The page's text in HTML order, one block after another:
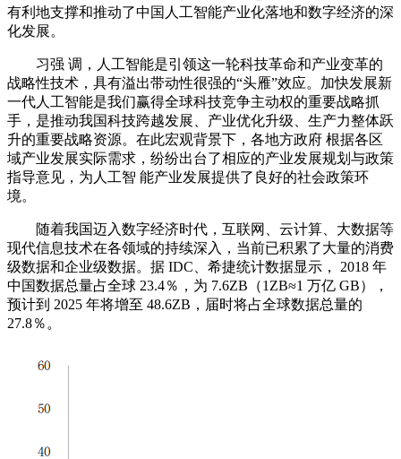
有利地支撑和推动了中国人工智能产业化落地和数字经济的深
化发展。
习强 调，人工智能是引领这一轮科技革命和产业变革的
战略性技术，具有溢出带动性很强的“头雁”效应。加快发展新
一代人工智能是我们赢得全球科技竞争主动权的重要战略抓
手，是推动我国科技跨越发展、产业优化升级、生产力整体跃
升的重要战略资源。在此宏观背景下，各地方政府 根据各区
域产业发展实际需求，纷纷出台了相应的产业发展规划与政策
指导意见，为人工智 能产业发展提供了良好的社会政策环
境。
随着我国迈入数字经济时代，互联网、云计算、大数据等
现代信息技术在各领域的持续深入，当前已积累了大量的消费
级数据和企业级数据。据 IDC、希捷统计数据显示， 2018 年
中国数据总量占全球 23.4％，为 7.6ZB（1ZB≈1 万亿 GB），
预计到 2025 年将增至 48.6ZB，届时将占全球数据总量的
27.8％。